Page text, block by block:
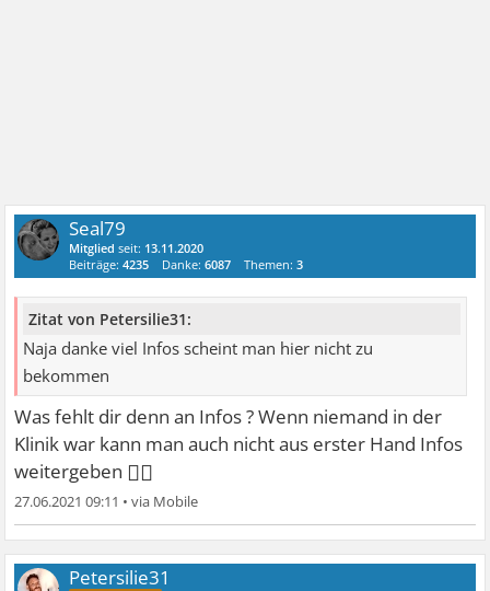
Seal79
Mitglied seit: 13.11.2020
Beiträge:4235 Danke:6087 Themen:3
Zitat von Petersilie31:
Naja danke viel Infos scheint man hier nicht zu
bekommen
Was fehlt dir denn an Infos ? Wenn niemand in der
Klinik war kann man auch nicht aus erster Hand Infos
weitergeben 🤷‍♀
27.06.2021 09:11 •
Petersilie31